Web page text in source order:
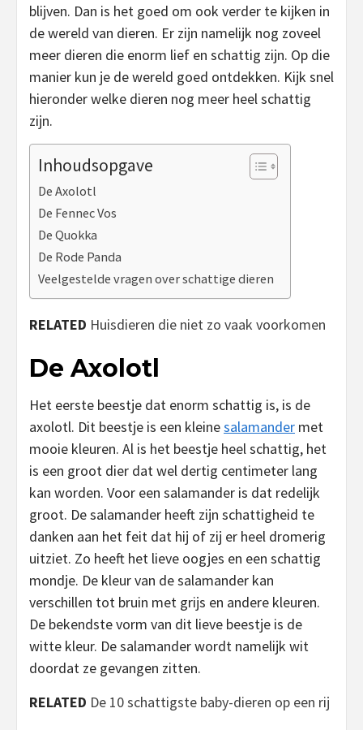
blijven. Dan is het goed om ook verder te kijken in
de wereld van dieren. Er zijn namelijk nog zoveel
meer dieren die enorm lief en schattig zijn. Op die
manier kun je de wereld goed ontdekken. Kijk snel
hieronder welke dieren nog meer heel schattig
zijn.
Inhoudsopgave
De Axolotl
De Fennec Vos
De Quokka
De Rode Panda
Veelgestelde vragen over schattige dieren
RELATED Huisdieren die niet zo vaak voorkomen
De Axolotl
Het eerste beestje dat enorm schattig is, is de
axolotl. Dit beestje is een kleinesalamander met
mooie kleuren. Al is het beestje heel schattig, het
is een groot dier dat wel dertig centimeter lang
kan worden. Voor een salamander is dat redelijk
groot. De salamander heeft zijn schattigheid te
danken aan het feit dat hij of zij er heel dromerig
uitziet. Zo heeft het lieve oogjes en een schattig
mondje. De kleur van de salamander kan
verschillen tot bruin met grijs en andere kleuren.
De bekendste vorm van dit lieve beestje is de
witte kleur. De salamander wordt namelijk wit
doordat ze gevangen zitten.
RELATED De 10 schattigste baby-dieren op een rij